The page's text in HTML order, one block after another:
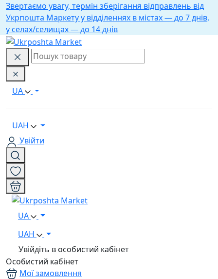
Звертаємо увагу, термін зберігання відправлень від
Укрпошта Маркету у відділеннях в містах — до 7 днів,
у селах/селищах — до 14 днів
UA
UAH
Увійти
UA
UAH
Увійдіть в особистий кабінет
Особистий кабінет
Мої замовлення